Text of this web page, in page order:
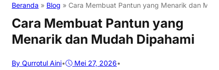
Beranda » Blog » Cara Membuat Pantun yang Menarik dan
Cara Membuat Pantun yang
Menarik dan Mudah Dipahami
By Qurrotul Aini• Mei 27, 2026•